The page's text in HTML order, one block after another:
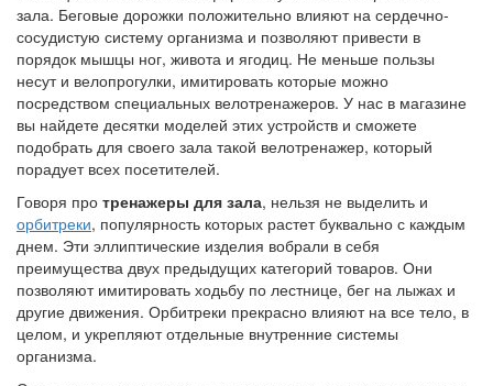
Пожалуй, самыми востребованными на сегодняшний день
тренажерами являютсябеговые дорожки. Эти изделия
пользуются спросом, ведь они позволяют заниматься
полноценным бегом в комфортных условиях спортивного
зала. Беговые дорожки положительно влияют на сердечно-
сосудистую систему организма и позволяют привести в
порядок мышцы ног, живота и ягодиц. Не меньше пользы
несут и велопрогулки, имитировать которые можно
вы найдете десятки моделей этих устройств и сможете
подобрать для своего зала такой велотренажер, который
порадует всех посетителей.
Говоря протренажеры для зала, нельзя не выделить и
орбитреки, популярность которых растет буквально с каждым
днем. Эти эллиптические изделия вобрали в себя
преимущества двух предыдущих категорий товаров. Они